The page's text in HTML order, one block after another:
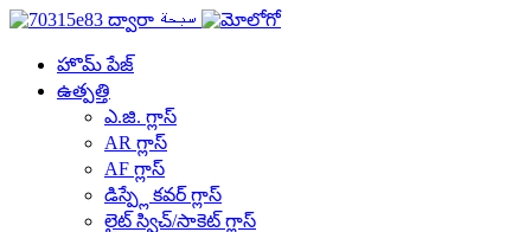
హొమ్ పేజ్
ఉత్పత్తి
ఎ.జి. గ్లాస్
AR గ్లాస్
AF గ్లాస్
డిస్ప్లే కవర్ గ్లాస్
లైట్ స్విచ్/సాకెట్ గ్లాస్